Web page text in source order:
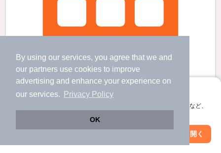
By using our services, you agree that we and
our partners use cookies to improve
advertising and enhance your experience on
our services.
Privacy Policy
OK
アプリに切り替えて、サクサクお部屋探し
会員登録なしですぐ使える。マップ検索やお気に入り保存など、
アプリを開く
絞り込み条件を変更